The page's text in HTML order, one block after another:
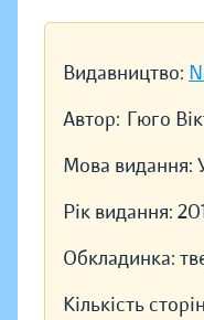
Видавництво:
Автор: Гюго
Мова видання:
Рік видання:
Обкладинка:
Кількість